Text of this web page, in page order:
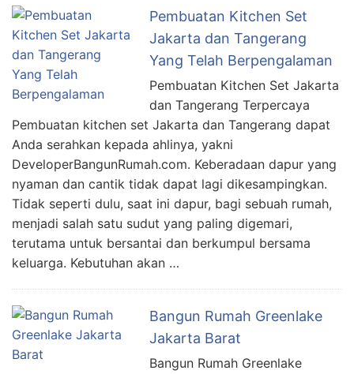
Pembuatan Kitchen Set
Jakarta dan Tangerang
Yang Telah Berpengalaman
Pembuatan Kitchen Set Jakarta
dan Tangerang Terpercaya
Pembuatan kitchen set Jakarta dan Tangerang dapat
Anda serahkan kepada ahlinya, yakni
DeveloperBangunRumah.com. Keberadaan dapur yang
nyaman dan cantik tidak dapat lagi dikesampingkan.
Tidak seperti dulu, saat ini dapur, bagi sebuah rumah,
menjadi salah satu sudut yang paling digemari,
terutama untuk bersantai dan berkumpul bersama
keluarga. Kebutuhan akan …
Bangun Rumah Greenlake
Jakarta Barat
Bangun Rumah Greenlake